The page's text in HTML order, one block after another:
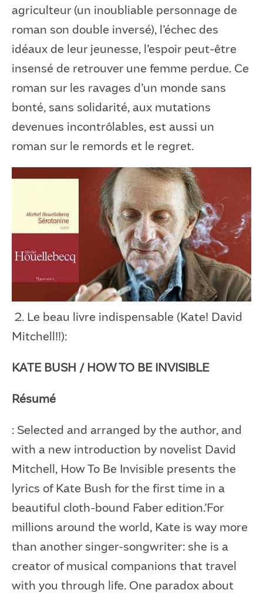
agriculteur (un inoubliable personnage de
roman son double inversé), l’échec des
idéaux de leur jeunesse, l’espoir peut-être
insensé de retrouver une femme perdue. Ce
roman sur les ravages d’un monde sans
bonté, sans solidarité, aux mutations
devenues incontrôlables, est aussi un
roman sur le remords et le regret.
2. Le beau livre indispensable (Kate! David
Mitchell!!):
KATE BUSH / HOW TO BE INVISIBLE
Résumé
: Selected and arranged by the author, and
with a new introduction by novelist David
Mitchell, How To Be Invisible presents the
lyrics of Kate Bush for the first time in a
beautiful cloth-bound Faber edition.’For
millions around the world, Kate is way more
than another singer-songwriter: she is a
creator of musical companions that travel
with you through life. One paradox about